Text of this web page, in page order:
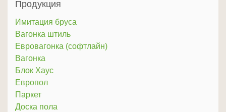
Продукция
Имитация бруса
Вагонка штиль
Евровагонка (софтлайн)
Вагонка
Блок Хаус
Европол
Паркет
Доска пола